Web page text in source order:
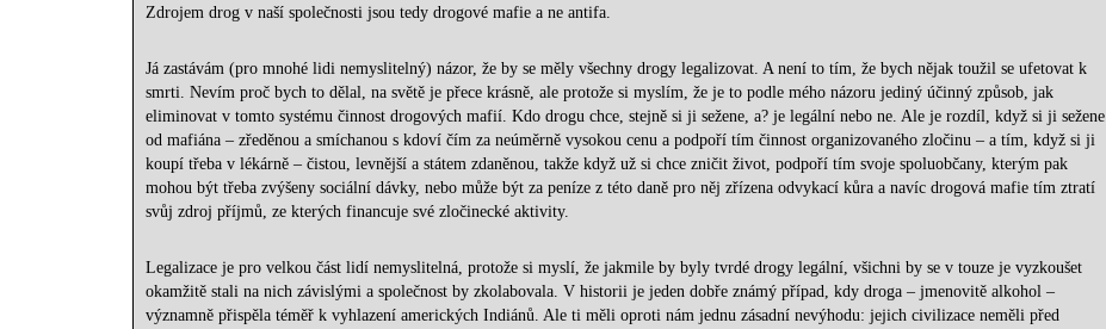
Zdrojem drog v naší společnosti jsou tedy drogové mafie a ne antifa.
Já zastávám (pro mnohé lidi nemyslitelný) názor, že by se měly všechny drogy legalizovat. A není to tím, že bych nějak toužil se ufetovat k
smrti. Nevím proč bych to dělal, na světě je přece krásně, ale protože si myslím, že je to podle mého názoru jediný účinný způsob, jak
eliminovat v tomto systému činnost drogových mafií. Kdo drogu chce, stejně si ji sežene, a? je legální nebo ne. Ale je rozdíl, když si ji sežene
od mafiána – zředěnou a smíchanou s kdoví čím za neúměrně vysokou cenu a podpoří tím činnost organizovaného zločinu – a tím, když si ji
koupí třeba v lékárně – čistou, levnější a státem zdaněnou, takže když už si chce zničit život, podpoří tím svoje spoluobčany, kterým pak
mohou být třeba zvýšeny sociální dávky, nebo může být za peníze z této daně pro něj zřízena odvykací kůra a navíc drogová mafie tím ztratí
svůj zdroj příjmů, ze kterých financuje své zločinecké aktivity.
Legalizace je pro velkou část lidí nemyslitelná, protože si myslí, že jakmile by byly tvrdé drogy legální, všichni by se v touze je vyzkoušet
okamžitě stali na nich závislými a společnost by zkolabovala. V historii je jeden dobře známý případ, kdy droga – jmenovitě alkohol –
významně přispěla téměř k vyhlazení amerických Indiánů. Ale ti měli oproti nám jednu zásadní nevýhodu: jejich civilizace neměli před